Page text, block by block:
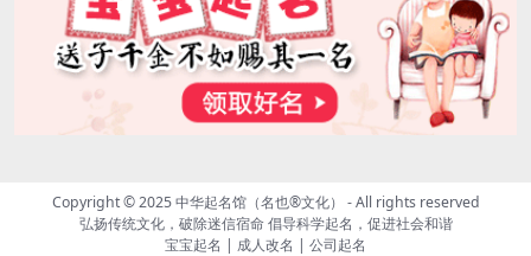
Copyright © 2025中华起名馆（名也®文化） - All rights reserved
弘扬传统文化，破除迷信宿命 倡导科学起名，促进社会和谐
宝宝起名 | 成人改名 | 公司起名